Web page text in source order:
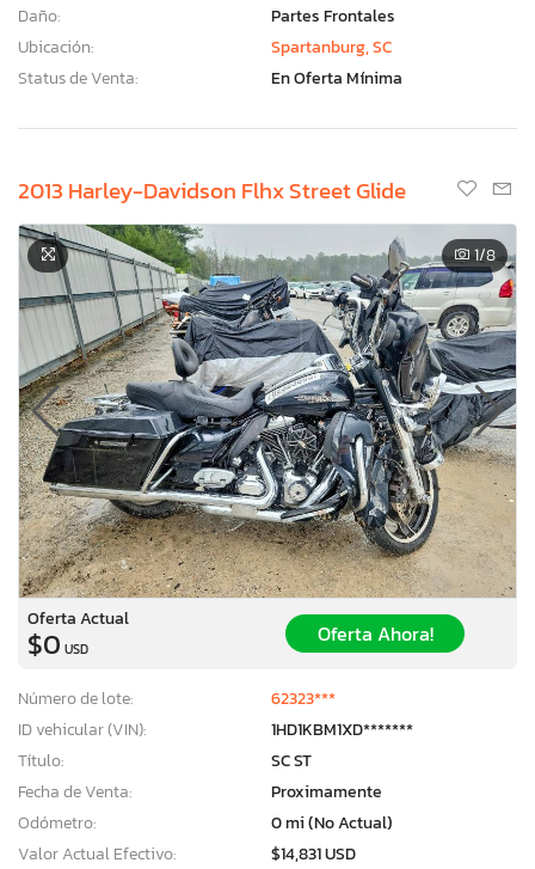
Daño:
Partes Frontales
Ubicación:
Spartanburg, SC
Status de Venta:
En Oferta Mínima
2013 Harley-Davidson Flhx Street Glide
1/8
Oferta Actual
$0 USD
Oferta Ahora!
Número de lote:
62323***
ID vehicular (VIN):
1HD1KBM1XD*******
Título:
SC ST
Fecha de Venta:
Proximamente
Odómetro:
0 mi (No Actual)
Valor Actual Efectivo:
$14,831 USD